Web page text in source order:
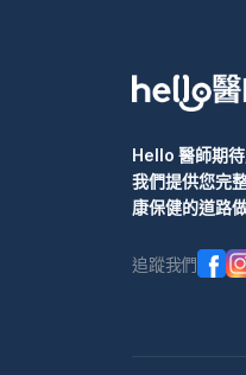
Hello 醫師期
我們提供您完
康保健的道路
追蹤我們